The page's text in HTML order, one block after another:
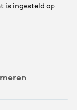
is ingesteld op